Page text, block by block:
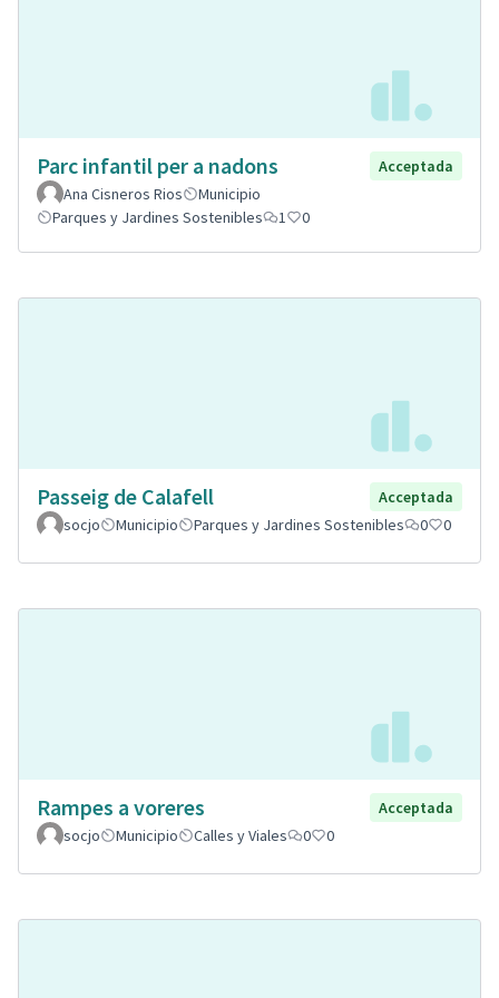
Parc infantil per a nadons
Acceptada
Ana Cisneros Rios
Municipio
Parques y Jardines Sostenibles
1 0
Passeig de Calafell
Acceptada
socjo
Municipio Parques y Jardines Sostenibles 0 0
Rampes a voreres
Acceptada
socjo
Municipio Calles y Viales 0 0